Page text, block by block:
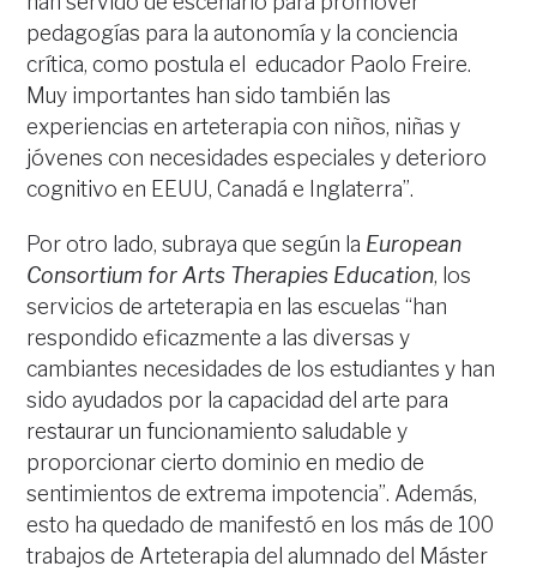
pedagogías para la autonomía y la conciencia
crítica, como postula el educador Paolo Freire.
Muy importantes han sido también las
experiencias en arteterapia con niños, niñas y
jóvenes con necesidades especiales y deterioro
cognitivo en EEUU, Canadá e Inglaterra”.
Por otro lado, subraya que según la European
Consortium for Arts Therapies Education, los
servicios de arteterapia en las escuelas “han
respondido eficazmente a las diversas y
cambiantes necesidades de los estudiantes y han
sido ayudados por la capacidad del arte para
restaurar un funcionamiento saludable y
proporcionar cierto dominio en medio de
sentimientos de extrema impotencia”. Además,
esto ha quedado de manifestó en los más de 100
trabajos de Arteterapia del alumnado del Máster